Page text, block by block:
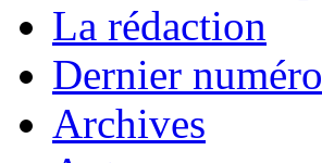
La rédaction
Dernier numéro
Archives